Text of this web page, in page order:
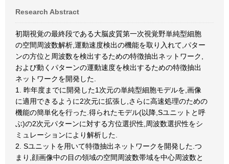
Research Abstract
初期視覚の最終段である大脳皮質第一次視覚野単純型細胞
の空間周波数解析,運動速度検出の機能を取り入れて,パター
ンの方位と周波数を検出するための特徴抽出ネットワーク,
および動くパターンの運動速度を検出するための特徴抽出
ネットワークを開発した.
1. 昨年度までに開発した1次元の単純型細胞モデルを,画像
に適用できるように2次元に拡張し,さらに高速処理のための
機能の簡単化を行った.得られたモデル(以降,Sユニットと呼
ぶ)の2次元パターンに対する方位選択性,周波数選択性をシ
ミュレーションにより解析した.
2. Sユニットを用いて特徴抽出ネットワークを開発した.つ
まり,顔画像中の目の領域の空間周波数帯域を中心周波数と